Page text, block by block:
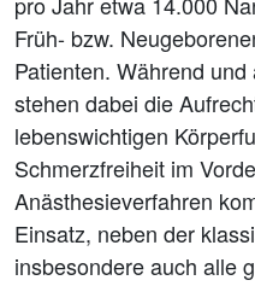
Früh- bzw.
Patienten. Während
stehen dabei die
lebenswichtigen
Schmerzfreiheit im
Anästhesieverfahren
Einsatz, neben der
insbesondere auch alle